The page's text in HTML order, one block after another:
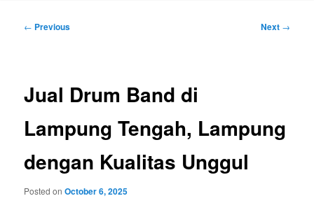
Post
← Previous Next →
Jual Drum Band di
Lampung Tengah, Lampung
dengan Kualitas Unggul
Posted onOctober 6, 2025